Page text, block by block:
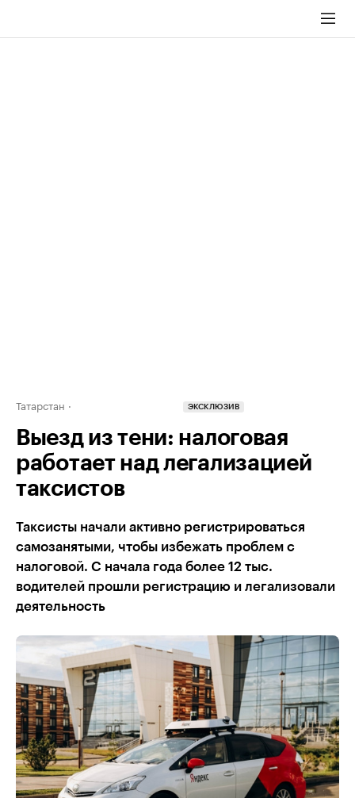
Татарстан ЭКСКЛЮЗИВ
Выезд из тени: налоговая
работает над легализацией
таксистов
Таксисты начали активно регистрироваться
самозанятыми, чтобы избежать проблем с
налоговой. С начала года более 12 тыс.
водителей прошли регистрацию и легализовали
деятельность